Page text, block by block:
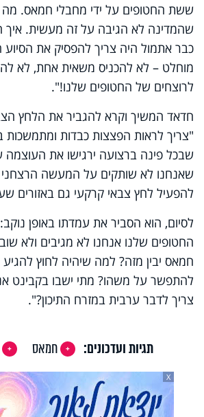
ששת החטופים על ידי מחבלי חמאס.
שהמדינה לא הגיבה על זה מעשית. איך
כבר אתמול היה צריך להפסיק את הסיוע
מוחלט – לא להכניס משאית אחת, לא
לרוצחים של החטופים שלנו!".
חדאד המשיך וקרא להגביר את הלחץ
"צריך לראות הפצצות כבדות ומתמשכות
שבכל פינה ברצועה ירגישו את העוצמה
שאנחנו לא שותקים על המעשה הרצחני
להפעיל לחץ צבאי קרקעי גם באזורים
לסיום, הוא הסביר את עמדתו באופן
החטופים שלנו אנחנו לא מגיבים ולא
חמאס יבין מזה? למה שיהיה לחוץ
להתפשר על משהו? מתי ישבו בקבינט
צריך לדבר ערבית במזרח התיכון?".
תגיות ועדכונים: חמאס
X